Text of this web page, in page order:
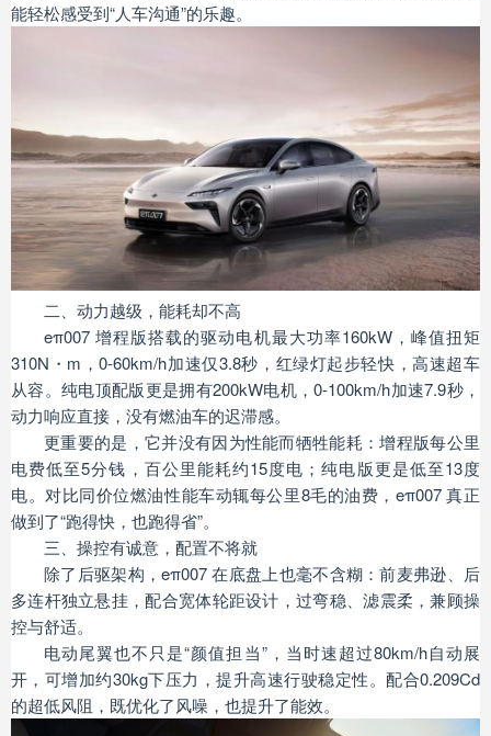
能轻松感受到“人车沟通”的乐趣。
二、动力越级，能耗却不高
eπ007 增程版搭载的驱动电机最大功率160kW，峰值扭矩
310N・m，0-60km/h加速仅3.8秒，红绿灯起步轻快，高速超车
从容。纯电顶配版更是拥有200kW电机，0-100km/h加速7.9秒，
动力响应直接，没有燃油车的迟滞感。
更重要的是，它并没有因为性能而牺牲能耗：增程版每公里
电费低至5分钱，百公里能耗约15度电；纯电版更是低至13度
电。对比同价位燃油性能车动辄每公里8毛的油费，eπ007 真正
做到了“跑得快，也跑得省”。
三、操控有诚意，配置不将就
除了后驱架构，eπ007 在底盘上也毫不含糊：前麦弗逊、后
多连杆独立悬挂，配合宽体轮距设计，过弯稳、滤震柔，兼顾操
控与舒适。
电动尾翼也不只是“颜值担当”，当时速超过80km/h自动展
开，可增加约30kg下压力，提升高速行驶稳定性。配合0.209Cd
的超低风阻，既优化了风噪，也提升了能效。